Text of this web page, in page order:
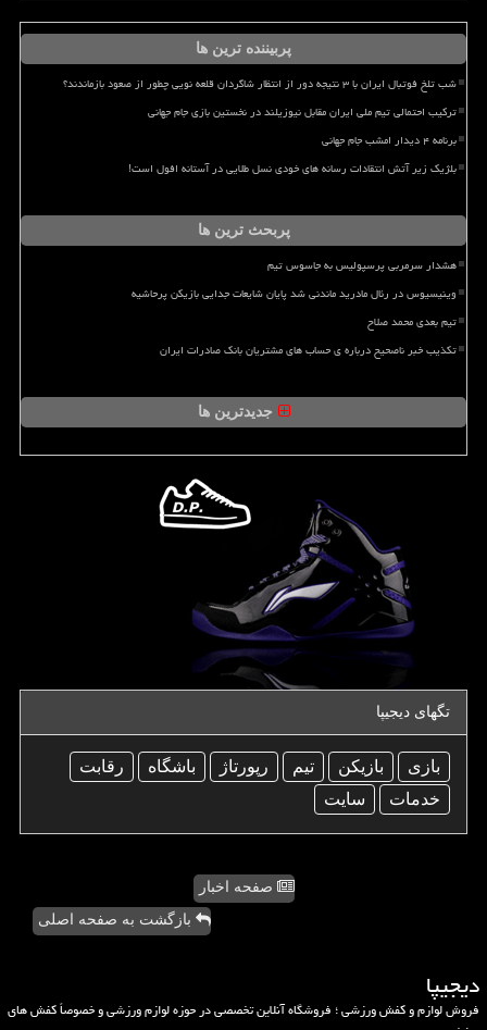
پربیننده ترین ها
شب تلخ فوتبال ایران با ۳ نتیجه دور از انتظار شاگردان قلعه نویی چطور از صعود بازماندند؟
ترکیب احتمالی تیم ملی ایران مقابل نیوزیلند در نخستین بازی جام جهانی
برنامه ۴ دیدار امشب جام جهانی
بلژیک زیر آتش انتقادات رسانه های خودی نسل طلایی در آستانه افول است!
پربحث ترین ها
هشدار سرمربی پرسپولیس به جاسوس تیم
وینیسیوس در رئال مادرید ماندنی شد پایان شایعات جدایی بازیکن پرحاشیه
تیم بعدی محمد صلاح
تکذیب خبر ناصحیح درباره ی حساب های مشتریان بانک صادرات ایران
جدیدترین ها
تگهای دیجیپا
بازی بازیكن تیم رپورتاژ باشگاه
رقابت
خدمات
سایت
صفحه اخبار
بازگشت به صفحه اصلی
دیجیپا
فروش لوازم و کفش ورزشی ؛ فروشگاه آنلاین تخصصی در حوزه لوازم ورزشی و خصوصاً کفش های